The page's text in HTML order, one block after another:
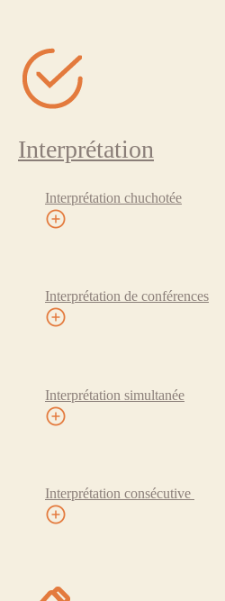
Interprétation
Interprétation chuchotée
Interprétation de conférences
Interprétation simultanée
Interprétation consécutive